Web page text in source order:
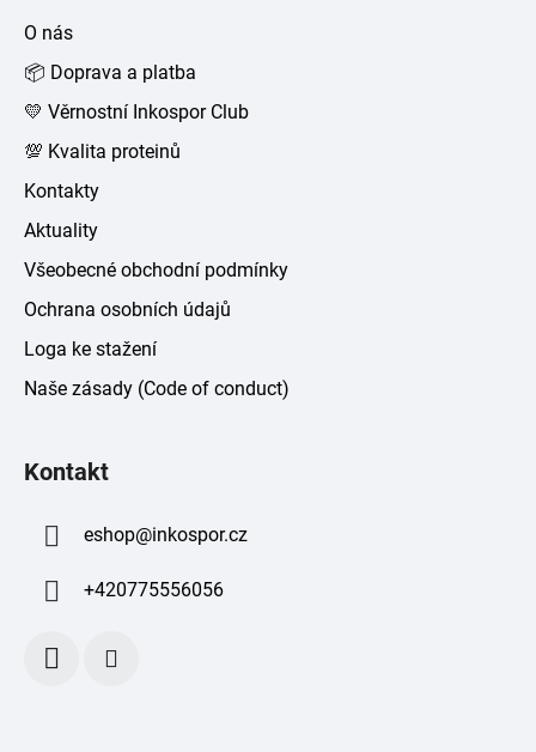
O nás
📦 Doprava a platba
💛 Věrnostní Inkospor Club
💯 Kvalita proteinů
Kontakty
Aktuality
Všeobecné obchodní podmínky
Ochrana osobních údajů
Loga ke stažení
Naše zásady (Code of conduct)
Kontakt
eshop@inkospor.cz
+420775556056